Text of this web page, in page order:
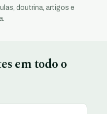
doutrina, artigos e
em todo o